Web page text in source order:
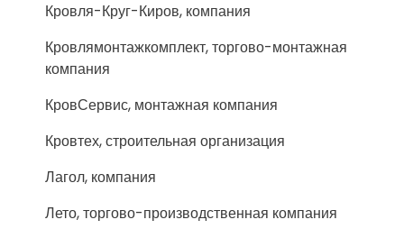
Кровля-Круг-Киров, компания
Кровлямонтажкомплект, торгово-монтажная
компания
КровСервис, монтажная компания
Кровтех, строительная организация
Лагол, компания
Лето, торгово-производственная компания